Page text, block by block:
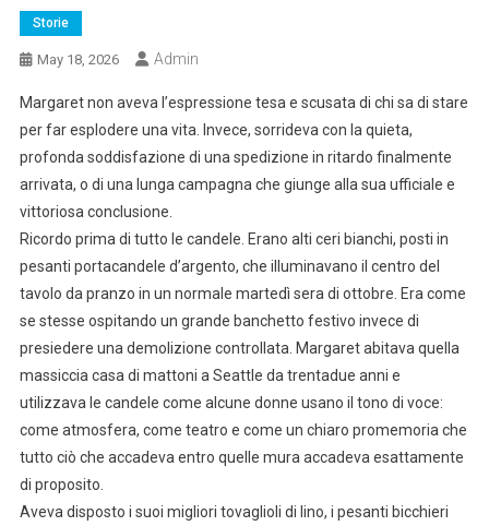
Storie
May 18, 2026 Admin
Margaret non aveva l’espressione tesa e scusata di chi sa di stare
per far esplodere una vita. Invece, sorrideva con la quieta,
profonda soddisfazione di una spedizione in ritardo finalmente
arrivata, o di una lunga campagna che giunge alla sua ufficiale e
vittoriosa conclusione.
Ricordo prima di tutto le candele. Erano alti ceri bianchi, posti in
pesanti portacandele d’argento, che illuminavano il centro del
tavolo da pranzo in un normale martedì sera di ottobre. Era come
se stesse ospitando un grande banchetto festivo invece di
presiedere una demolizione controllata. Margaret abitava quella
massiccia casa di mattoni a Seattle da trentadue anni e
utilizzava le candele come alcune donne usano il tono di voce:
come atmosfera, come teatro e come un chiaro promemoria che
tutto ciò che accadeva entro quelle mura accadeva esattamente
di proposito.
Aveva disposto i suoi migliori tovaglioli di lino, i pesanti bicchieri